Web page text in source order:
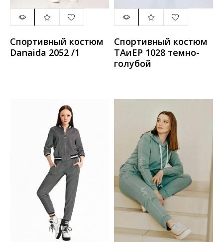
Спортивный костюм
Danaida 2052 /1
Спортивный костюм
ТАиЕР 1028 темно-
голубой